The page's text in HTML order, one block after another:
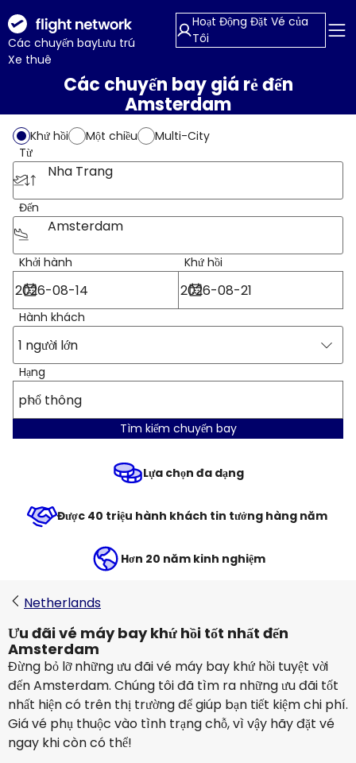
Các chuyến bayLưu trú
Xe thuê
Hoạt Động Đặt Vé của
Tôi
Các chuyến bay giá rẻ đến
Amsterdam
Khứ hồi Một chiều
Multi-City
Từ
Nha Trang
Đến
Amsterdam
Khởi hành Khứ hồi
Hành khách
1 người lớn
Hạng
phổ thông
Tìm kiếm chuyến bay
Lựa chọn đa dạng
Được 40 triệu hành khách tin tưởng hàng năm
Hơn 20 năm kinh nghiệm
Netherlands
Ưu đãi vé máy bay khứ hồi tốt nhất đến
Amsterdam
Đừng bỏ lỡ những ưu đãi vé máy bay khứ hồi tuyệt vời
đến Amsterdam. Chúng tôi đã tìm ra những ưu đãi tốt
nhất hiện có trên thị trường để giúp bạn tiết kiệm chi phí.
Giá vé phụ thuộc vào tình trạng chỗ, vì vậy hãy đặt vé
ngay khi còn có thể!